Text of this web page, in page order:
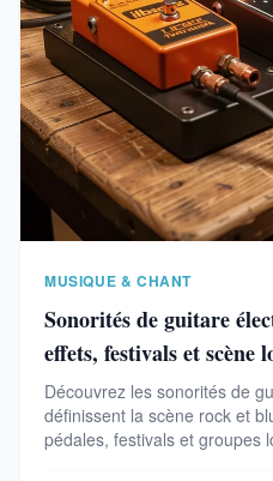
MUSIQUE & CHANT
Sonorités de guitare
effets, festivals et scène
Découvrez les sonorités de
définissent la scène rock et
pédales, festivals et groupes